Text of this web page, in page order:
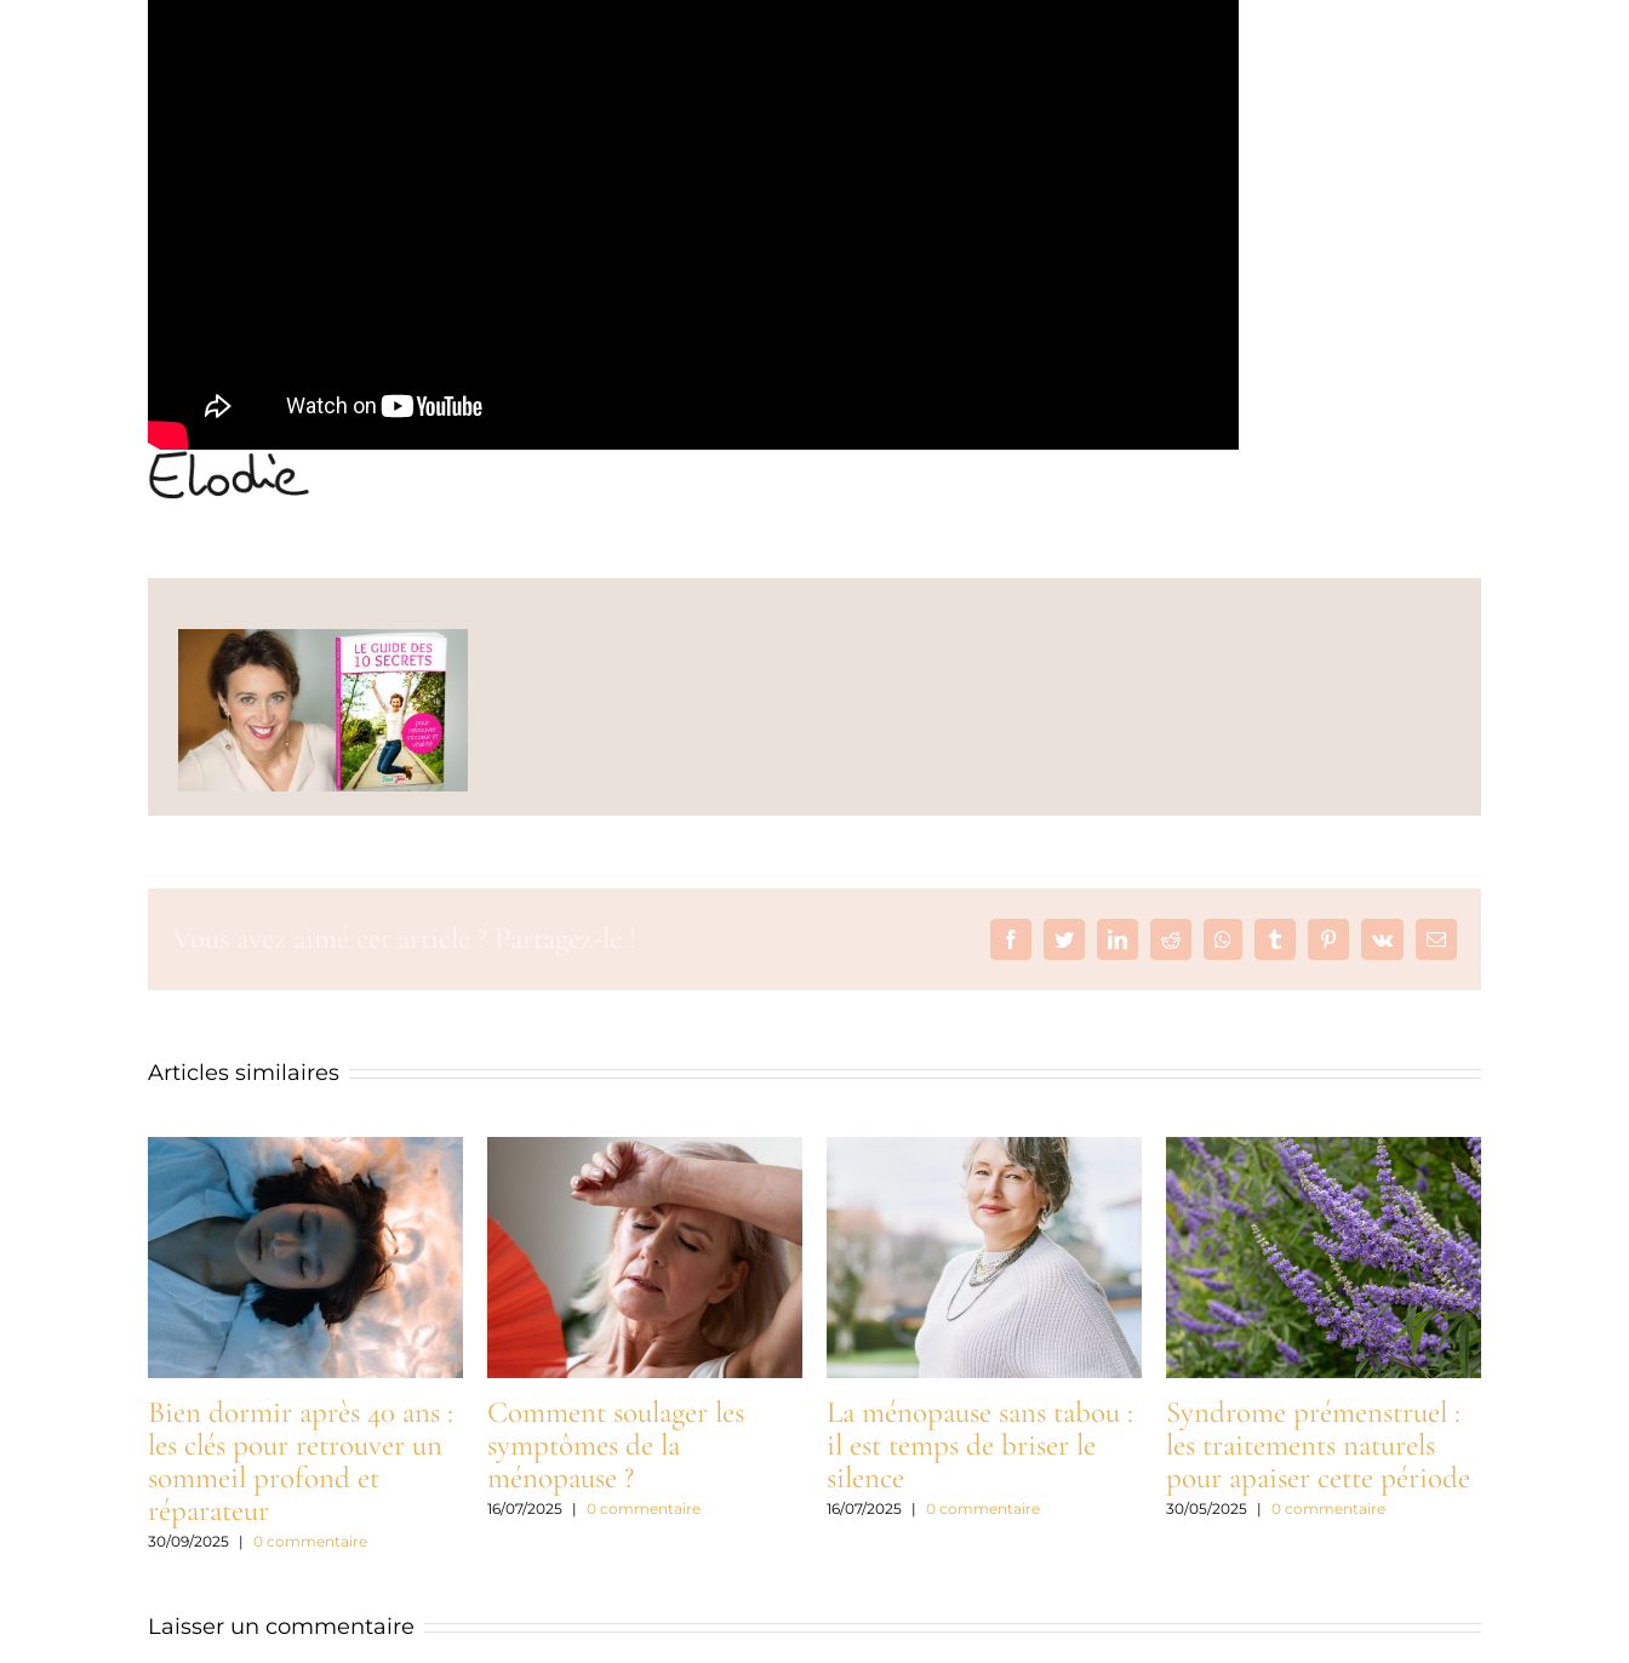
FacebookTwitterLinkedInReddit WhatsappTumblr PinterestVk Email
Articles similaires
Bien dormir après 40 ans :
les clés pour retrouver un
sommeil profond et
réparateur
30/09/2025 | 0 commentaire
Comment soulager les
symptômes de la
ménopause ?
16/07/2025 | 0 commentaire
La ménopause sans tabou :
il est temps de briser le
silence
16/07/2025 | 0 commentaire
Syndrome prémenstruel :
les traitements naturels
pour apaiser cette période
30/05/2025 | 0 commentaire
Laisser un commentaire